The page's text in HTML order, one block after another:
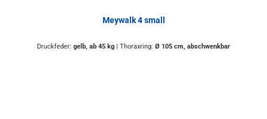
Meywalk 4 small
Druckfeder: gelb, ab 45 kg Thoraxring: Ø 105 cm, abschwenkbar